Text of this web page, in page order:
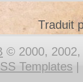
Traduit
© 2000, 2002,
Templates |